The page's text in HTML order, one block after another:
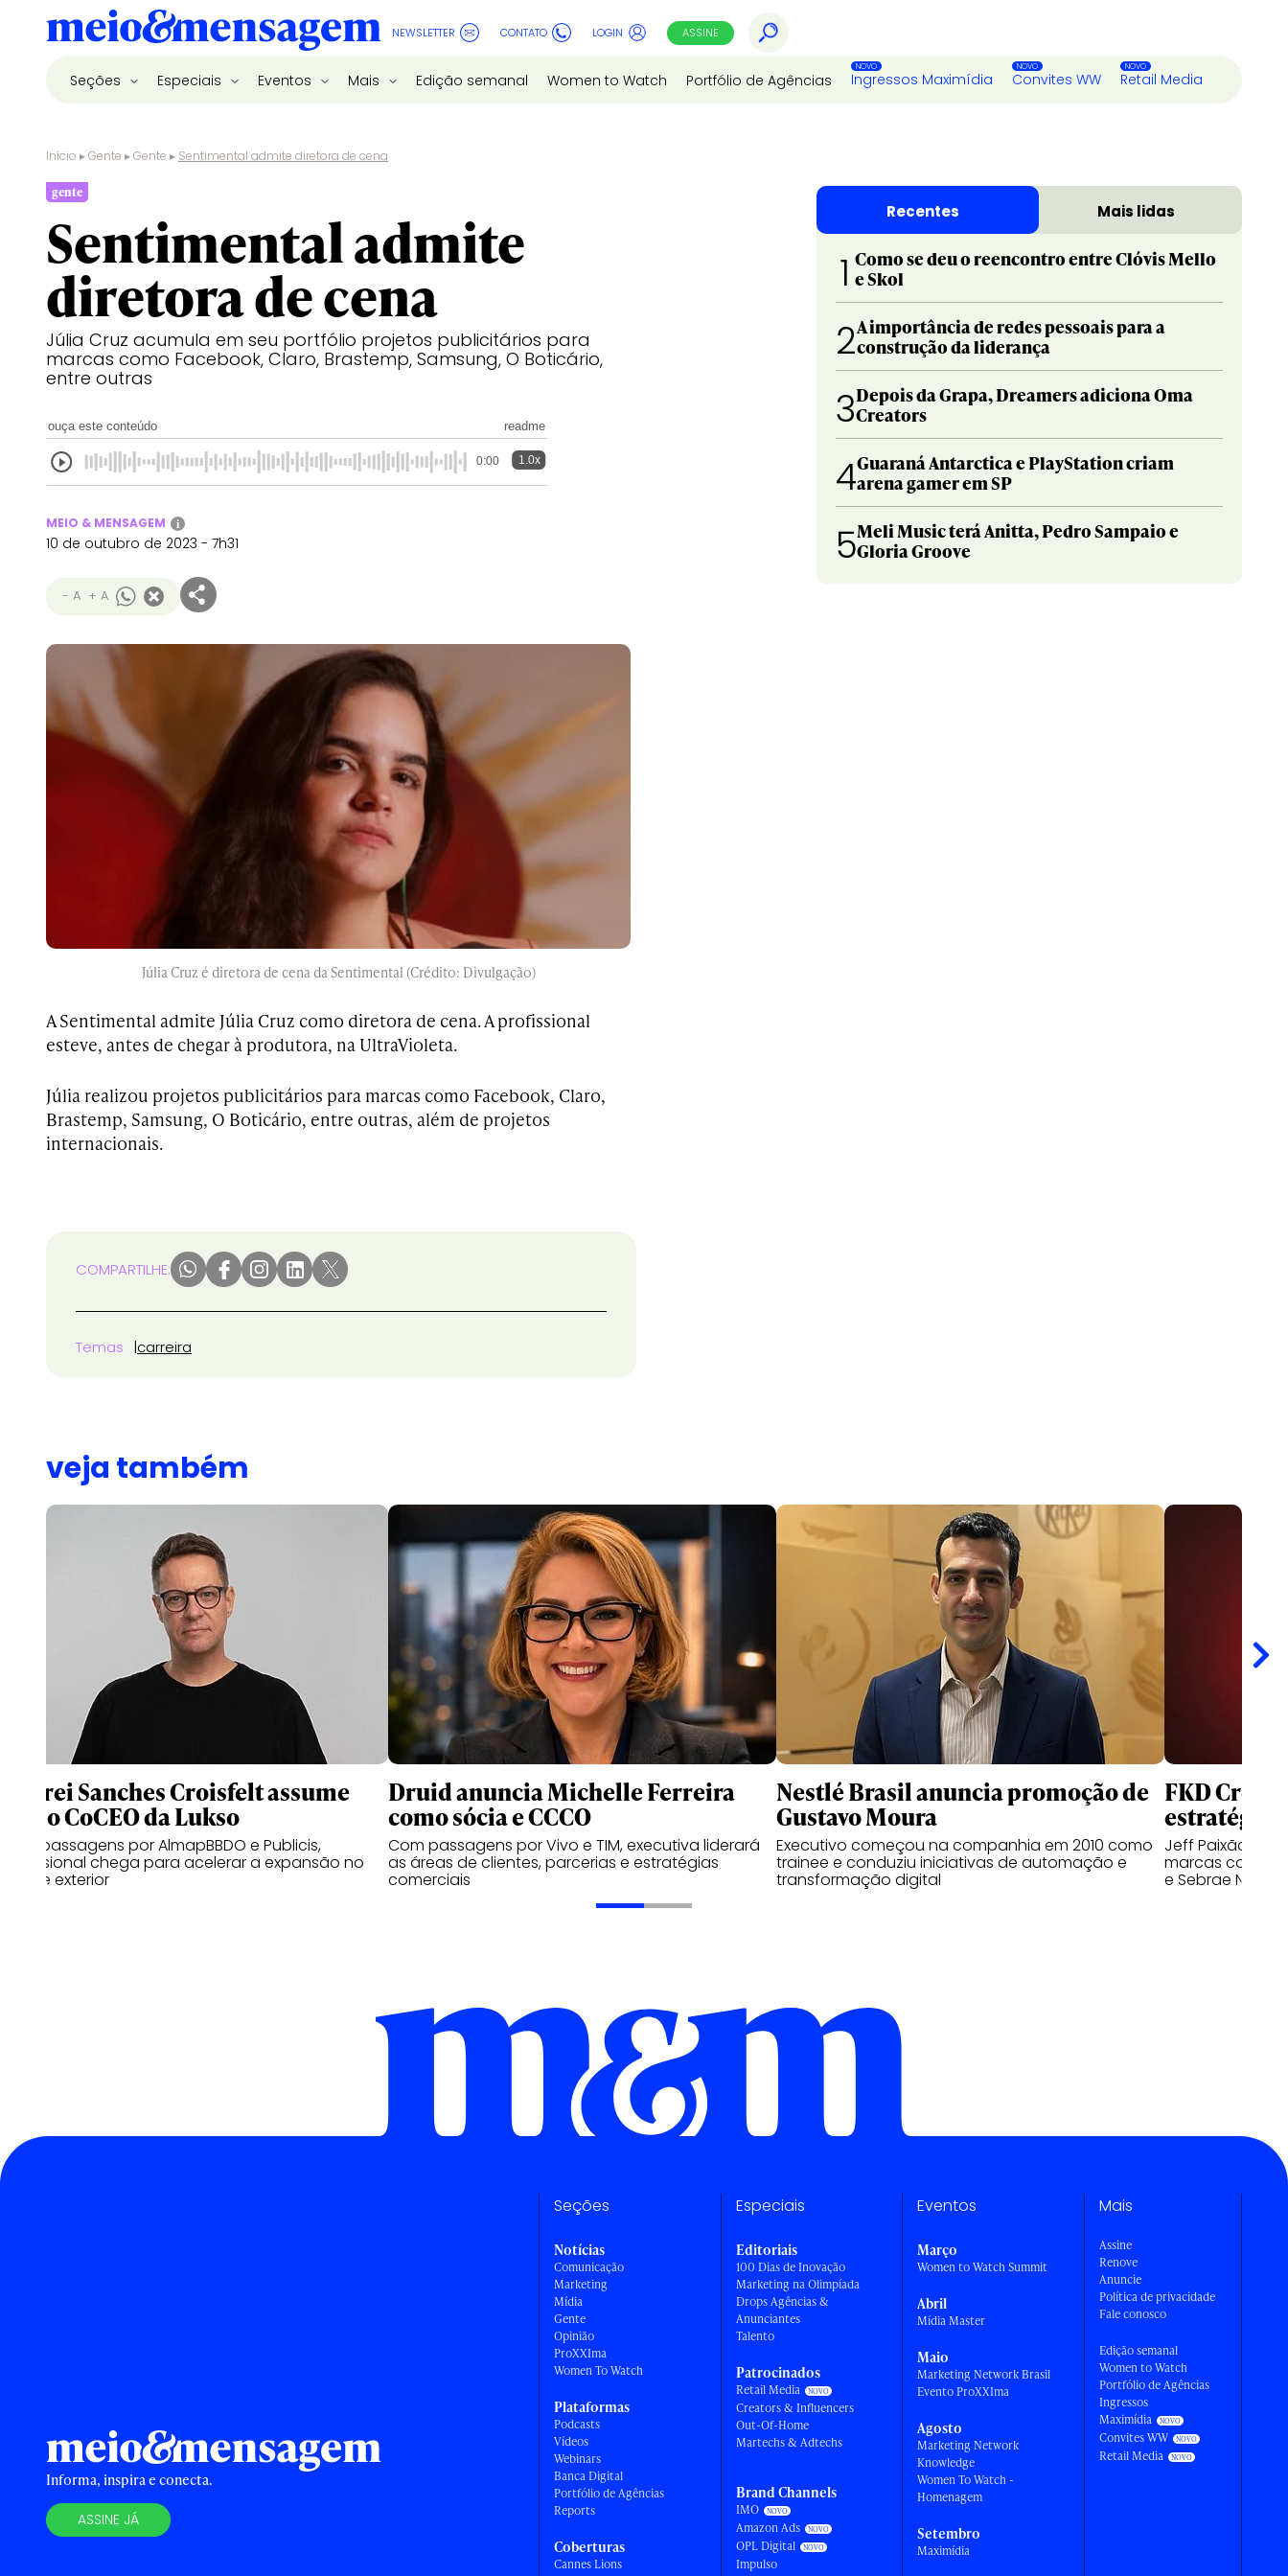
NEWSLETTER CONTATO LOGIN ASSINE
Seções Especiais Eventos Mais Edição semanal Women to Watch Portfólio de Agências Ingressos Maximídia Convites WW Retail Media
Início ▸Gente ▸Gente ▸ Sentimental admite diretora de cena
gente
Sentimental admite
diretora de cena
Júlia Cruz acumula em seu portfólio projetos publicitários para
marcas como Facebook, Claro, Brastemp, Samsung, O Boticário,
entre outras
ouça este conteúdo readme
0:00 1.0x
MEIO & MENSAGEM i
10 de outubro de 2023 - 7h31
- A + A
Júlia Cruz é diretora de cena da Sentimental (Crédito: Divulgação)
A Sentimental admite Júlia Cruz como diretora de cena. A profissional
esteve, antes de chegar à produtora, na UltraVioleta.
Júlia realizou projetos publicitários para marcas como Facebook, Claro,
Brastemp, Samsung, O Boticário, entre outras, além de projetos
internacionais.
COMPARTILHE:
Temas carreira
Recentes Mais lidas
1 Como se deu o reencontro entre Clóvis Mello
e Skol
2A importância de redes pessoais para a
construção da liderança
3Depois da Grapa, Dreamers adiciona Oma
Creators
4Guaraná Antarctica e PlayStation criam
arena gamer em SP
5Meli Music terá Anitta, Pedro Sampaio e
Gloria Groove
veja também
Andrei Sanches Croisfelt assume
como CoCEO da Lukso
Com passagens por AlmapBBDO e Publicis,
profissional chega para acelerar a expansão no
Brasil e exterior
Druid anuncia Michelle Ferreira
como sócia e CCCO
Com passagens por Vivo e TIM, executiva liderará
as áreas de clientes, parcerias e estratégias
comerciais
Nestlé Brasil anuncia promoção de
Gustavo Moura
Executivo começou na companhia em 2010 como
trainee e conduziu iniciativas de automação e
transformação digital
FKD
estratégia
Jeff Paixão
marcas como
e Sebrae
Informa, inspira e conecta.
ASSINE JÁ
Seções
Notícias
Comunicação
Marketing
Mídia
Gente
Opinião
ProXXIma
Women To Watch
Plataformas
Podcasts
Vídeos
Webinars
Banca Digital
Portfólio de Agências
Reports
Coberturas
Cannes Lions
Especiais
Editoriais
100 Dias de Inovação
Marketing na Olimpíada
Drops Agências &
Anunciantes
Talento
Patrocinados
Retail Media
Creators & Influencers
Out-Of-Home
Martechs & Adtechs
Brand Channels
IMO
Amazon Ads
OPL Digital
Impulso
Eventos
Março
Women to Watch Summit
Abril
Mídia Master
Maio
Marketing Network Brasil
Evento ProXXIma
Agosto
Marketing Network
Knowledge
Women To Watch -
Homenagem
Setembro
Maximídia
Mais
Assine
Renove
Anuncie
Política de privacidade
Fale conosco
Edição semanal
Women to Watch
Portfólio de Agências
Ingressos
Maximídia
Convites WW
Retail Media